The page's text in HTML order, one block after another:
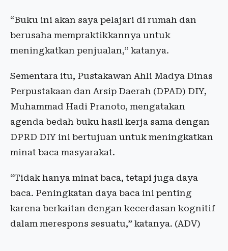
“Buku ini akan saya pelajari di rumah dan
berusaha mempraktikkannya untuk
meningkatkan penjualan,” katanya.
Sementara itu, Pustakawan Ahli Madya Dinas
Perpustakaan dan Arsip Daerah (DPAD) DIY,
Muhammad Hadi Pranoto, mengatakan
agenda bedah buku hasil kerja sama dengan
DPRD DIY ini bertujuan untuk meningkatkan
minat baca masyarakat.
“Tidak hanya minat baca, tetapi juga daya
baca. Peningkatan daya baca ini penting
karena berkaitan dengan kecerdasan kognitif
dalam merespons sesuatu,” katanya. (ADV)